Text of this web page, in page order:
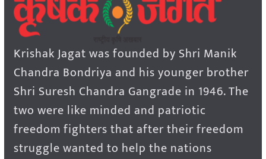
Krishak Jagat was founded by Shri Manik
Chandra Bondriya and his younger brother
Shri Suresh Chandra Gangrade in 1946. The
two were like minded and patriotic
freedom fighters that after their freedom
struggle wanted to help the nations